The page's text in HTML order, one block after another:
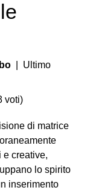
| Ultimo
voti)
di matrice
e creative,
lo spirito
inserimento